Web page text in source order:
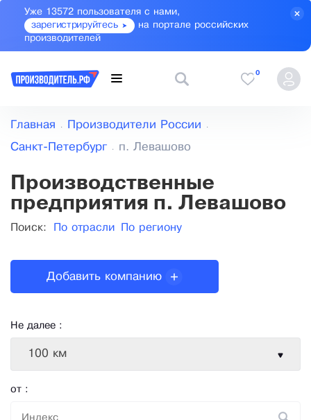
Уже 13572 пользователя с нами,
зарегистрируйтесь
на портале российских
производителей
0
Главная Производители России
Санкт-Петербург п. Левашово
Производственные
предприятия п. Левашово
Поиск: По отрасли По региону
Не далее :
100 км
от :
Добавить компанию